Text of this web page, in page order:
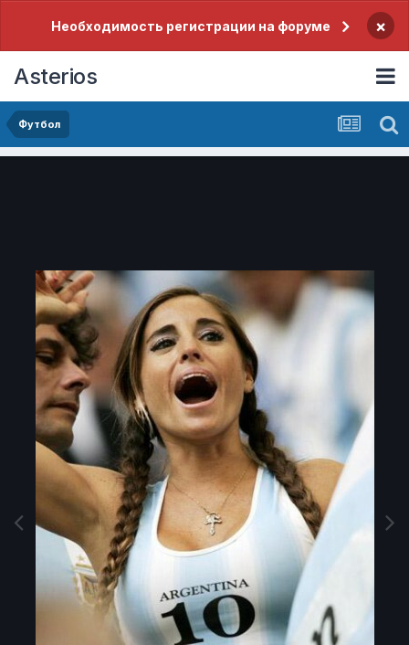
Необходимость регистрации на форуме ×
Asterios
Футбол